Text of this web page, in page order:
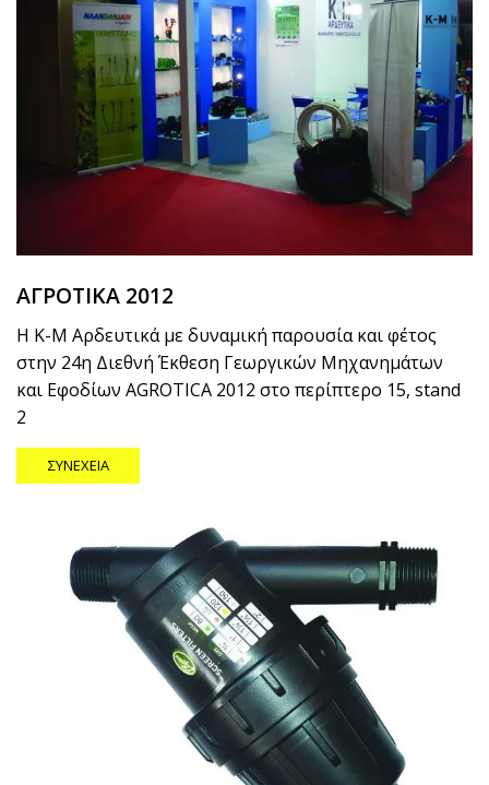
ΑΓΡΟΤΙΚΑ 2012
Η Κ-Μ Αρδευτικά με δυναμική παρουσία και φέτος
στην 24η Διεθνή Έκθεση Γεωργικών Μηχανημάτων
και Εφοδίων AGROTICA 2012 στο περίπτερο 15, stand
2
ΣΥΝΈΧΕΙΑ